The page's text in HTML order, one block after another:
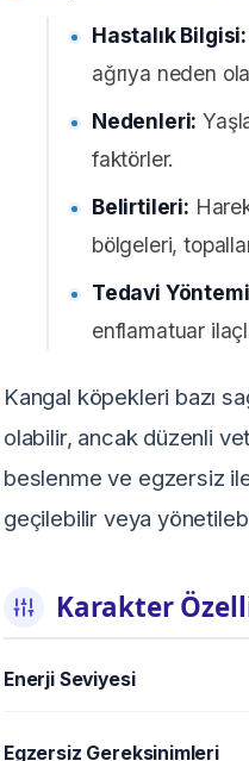
Hastalık Bilgisi:
ağrıya neden
Nedenleri:
faktörler.
Belirtileri:
bölgeleri,
Tedavi
enflamatuar
Kangal köpekleri bazı
olabilir, ancak düzenli
beslenme ve egzersiz
geçilebilir veya
Karakter
Enerji Seviyesi
Egzersiz Gereksinimleri